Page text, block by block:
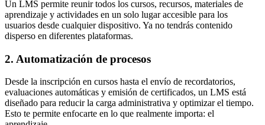
Un LMS permite reunir todos los cursos, recursos, materiales de
aprendizaje y actividades en un solo lugar accesible para los
usuarios desde cualquier dispositivo. Ya no tendrás contenido
disperso en diferentes plataformas.
2. Automatización de procesos
Desde la inscripción en cursos hasta el envío de recordatorios,
evaluaciones automáticas y emisión de certificados, un LMS está
diseñado para reducir la carga administrativa y optimizar el tiempo.
Esto te permite enfocarte en lo que realmente importa: el